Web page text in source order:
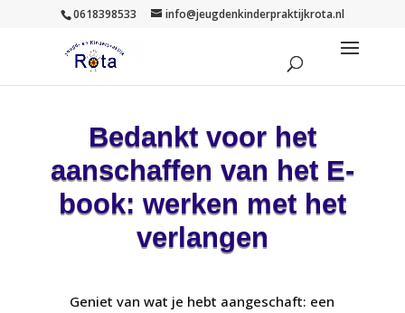
0618398533 info@jeugdenkinderpraktijkrota.nl
Bedankt voor het
aanschaffen van het E-
book: werken met het
verlangen
Geniet van wat je hebt aangeschaft: een